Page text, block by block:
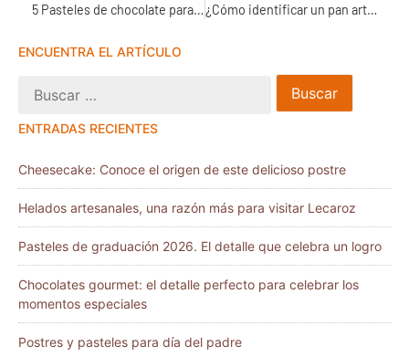
5 Pasteles de chocolate para mamá ¿Cómo identificar un pan artesanal?
ENCUENTRA EL ARTÍCULO
ENTRADAS RECIENTES
Cheesecake: Conoce el origen de este delicioso postre
Helados artesanales, una razón más para visitar Lecaroz
Pasteles de graduación 2026. El detalle que celebra un logro
Chocolates gourmet: el detalle perfecto para celebrar los
momentos especiales
Postres y pasteles para día del padre